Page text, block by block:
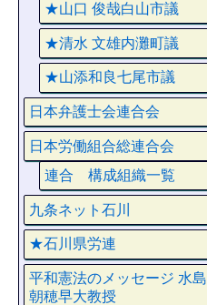
★山口 俊哉白山市議
★清水 文雄内灘町議
★山添和良七尾市議
日本弁護士会連合会
日本労働組合総連合会
連合 構成組織一覧
九条ネット石川
★石川県労連
平和憲法のメッセージ 水島
朝穂早大教授